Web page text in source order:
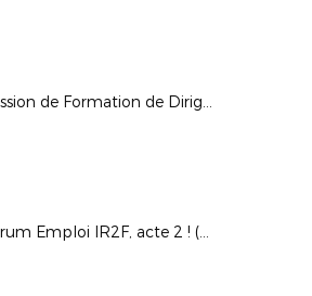
Session de Formation de Dirigeants (Garéoult)
Forum Emploi IR2F, acte 2 ! (Aix-en-Provence)